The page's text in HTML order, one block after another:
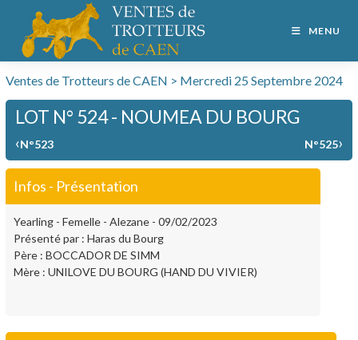
MENU
Ventes de Trotteurs de CAEN > Mercredi 25 Septembre 2024
LOT N° 524 - NOUMEA DU BOURG
‹N°523 N°525›
Infos - Présentation
Yearling - Femelle - Alezane - 09/02/2023
Présenté par : Haras du Bourg
Père : BOCCADOR DE SIMM
Mère : UNILOVE DU BOURG (HAND DU VIVIER)